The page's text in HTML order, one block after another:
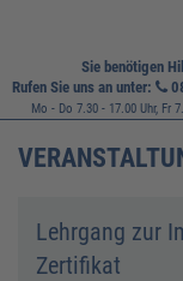
Sie benötigen
Rufen Sie uns an unter:
Mo - Do 7.30 - 17.00 Uhr, Fr
Lehrgang zur
Zertifikat